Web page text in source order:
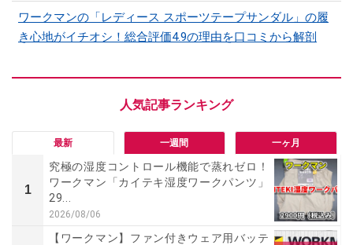
ワークマンの「レディース スポーツテープサンダル」の履
き心地がイチオシ！総合評価4.9の理由を口コミから解剖
最新 一週間 一ヶ月
1
究極の湿度コントロール機能で蒸れゼロ！
ワークマン「カイテキ湿度ワークパンツ」
29...
2026/08/06
【ワークマン】ファン付きウェア用バッテ